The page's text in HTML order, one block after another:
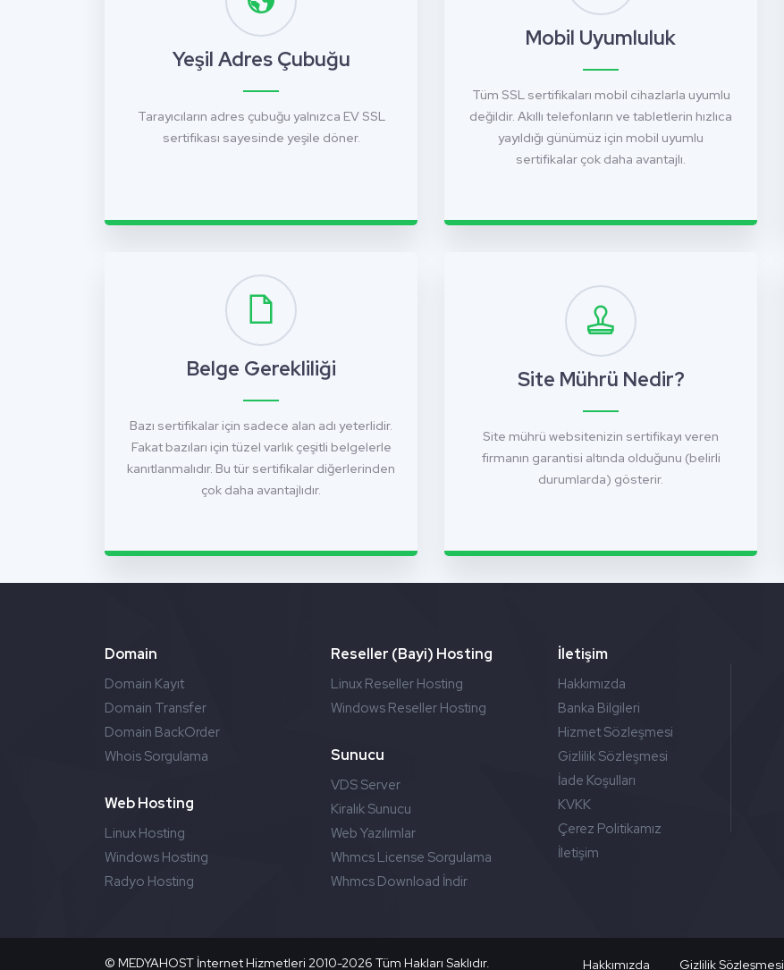
Yeşil Adres Çubuğu
Tarayıcıların adres çubuğu yalnızca EV SSL
sertifikası sayesinde yeşile döner.
Mobil Uyumluluk
Tüm SSL sertifikaları mobil cihazlarla uyumlu
değildir. Akıllı telefonların ve tabletlerin hızlıca
yayıldığı günümüz için mobil uyumlu
sertifikalar çok daha avantajlı.
Belge Gerekliliği
Bazı sertifikalar için sadece alan adı yeterlidir.
Fakat bazıları için tüzel varlık çeşitli belgelerle
kanıtlanmalıdır. Bu tür sertifikalar diğerlerinden
çok daha avantajlıdır.
Site Mührü Nedir?
Site mührü websitenizin sertifikayı veren
firmanın garantisi altında olduğunu (belirli
durumlarda) gösterir.
Domain
Domain Kayıt
Domain Transfer
Domain BackOrder
Whois Sorgulama
Web Hosting
Linux Hosting
Windows Hosting
Radyo Hosting
Reseller (Bayi) Hosting
Linux Reseller Hosting
Windows Reseller Hosting
Sunucu
VDS Server
Kiralık Sunucu
Web Yazılımlar
Whmcs License Sorgulama
Whmcs Download İndir
İletişim
Hakkımızda
Banka Bilgileri
Hizmet Sözleşmesi
Gizlilik Sözleşmesi
İade Koşulları
KVKK
Çerez Politikamız
İletişim
© MEDYAHOST İnternet Hizmetleri 2010-2026 Tüm Hakları Saklıdır. Hakkımızda Gizlilik Sözleşmesi